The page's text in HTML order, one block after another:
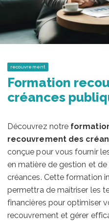
recouvrement
Formation
créances
Découvrez notre
recouvrement des
conçue pour vous fournir
en matière de gestion et
créances. Cette formation
permettra de maîtriser les
financières pour optimiser
recouvrement et gérer